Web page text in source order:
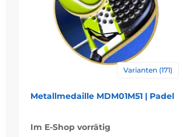
Varianten (171)
Metallmedaille MDM01M51 | Padel
Im E-Shop vorrätig